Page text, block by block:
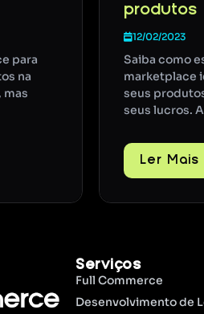
para
na
produtos
12/02/2023
Saiba como
marketplace
seus
seus lucros.
Ler Mais
Serviços
Full Commerce
Desenvolvimento de